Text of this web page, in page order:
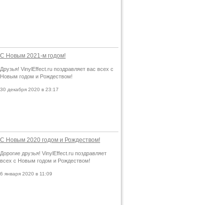
С Новым 2021-м годом!
Друзья! VinylEffect.ru поздравляет вас всех с
Новым годом и Рождеством!
30 декабря 2020 в 23:17
С Новым 2020 годом и Рождеством!
Дорогие друзья! VinylEffect.ru поздравляет
всех с Новым годом и Рождеством!
6 января 2020 в 11:09